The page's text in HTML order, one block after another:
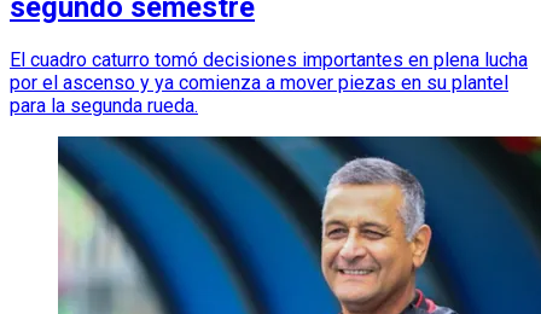
segundo semestre
El cuadro caturro tomó decisiones importantes en plena lucha
por el ascenso y ya comienza a mover piezas en su plantel
para la segunda rueda.